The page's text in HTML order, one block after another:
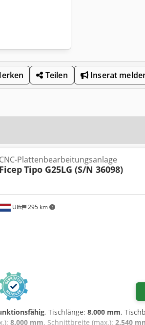
Teilen Inserat
Ulft 295 km
CNC-Plattenbearbeitungsanlage
FicepTipo G25LG (S/N 36098)
, Tischlänge: 8.000 mm,
8.000 mm, Schnittbreite (max.): 2.540